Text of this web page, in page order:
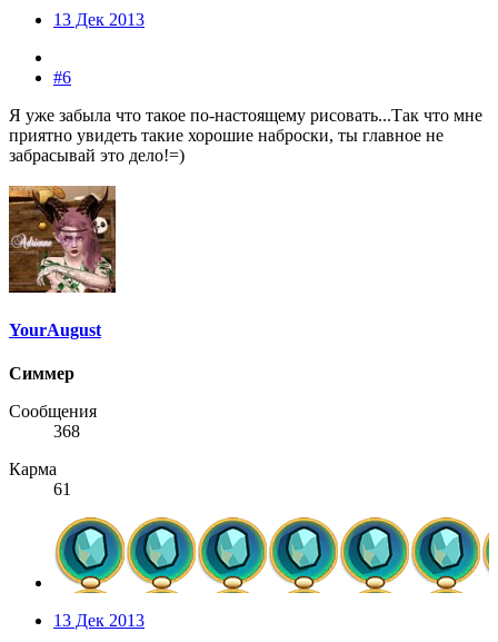
13 Дек 2013
#6
Я уже забыла что такое по-настоящему рисовать...Так что мне
приятно увидеть такие хорошие наброски, ты главное не
забрасывай это дело!=)
YourAugust
Симмер
Сообщения
368
Карма
61
13 Дек 2013